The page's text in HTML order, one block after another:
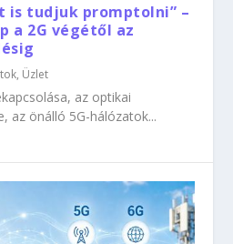
is tudjuk promptolni” –
a 2G végétől az
, Üzlet
az optikai
az önálló 5G-hálózatok...